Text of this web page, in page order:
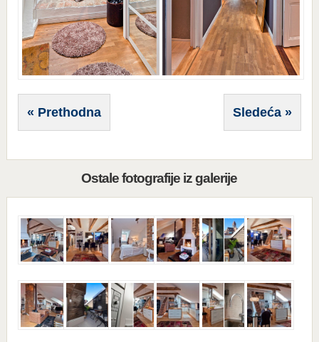
« Prethodna Sledeća »
Ostale fotografije iz galerije